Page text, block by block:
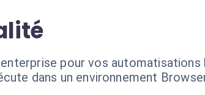
pour vos automatisations
dans un environnement